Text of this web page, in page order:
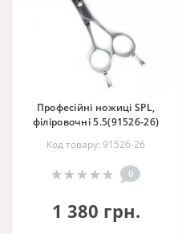
Професійні ножиці SPL,
філіровочні 5.5(91526-26)
Код товару: 91526-26
0
1 380 грн.